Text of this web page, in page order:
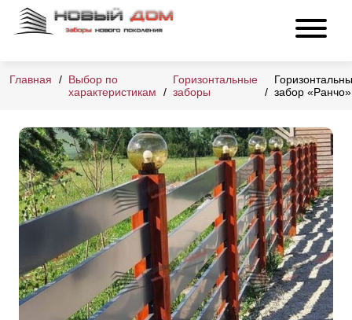
Главная
Выбор по
характеристикам
Горизонтальные
заборы
забор «Ранчо»